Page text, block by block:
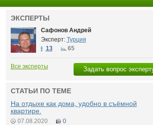
ЭКСПЕРТЫ
Сафонов Андрей
Эксперт: Турция
13
65
Задать вопрос
Все эксперты
СТАТЬИ ПО ТЕМЕ
На отдыхе как дома, удобно в съёмной
квартире.
07.08.2020
0